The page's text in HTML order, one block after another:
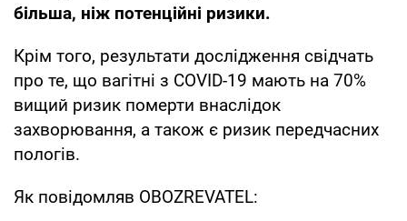
більша, ніж потенційні ризики.
Крім того, результати дослідження свідчать
про те, що вагітні з COVID-19 мають на 70%
вищий ризик померти внаслідок
захворювання, а також є ризик передчасних
пологів.
Як повідомляв OBOZREVATEL: